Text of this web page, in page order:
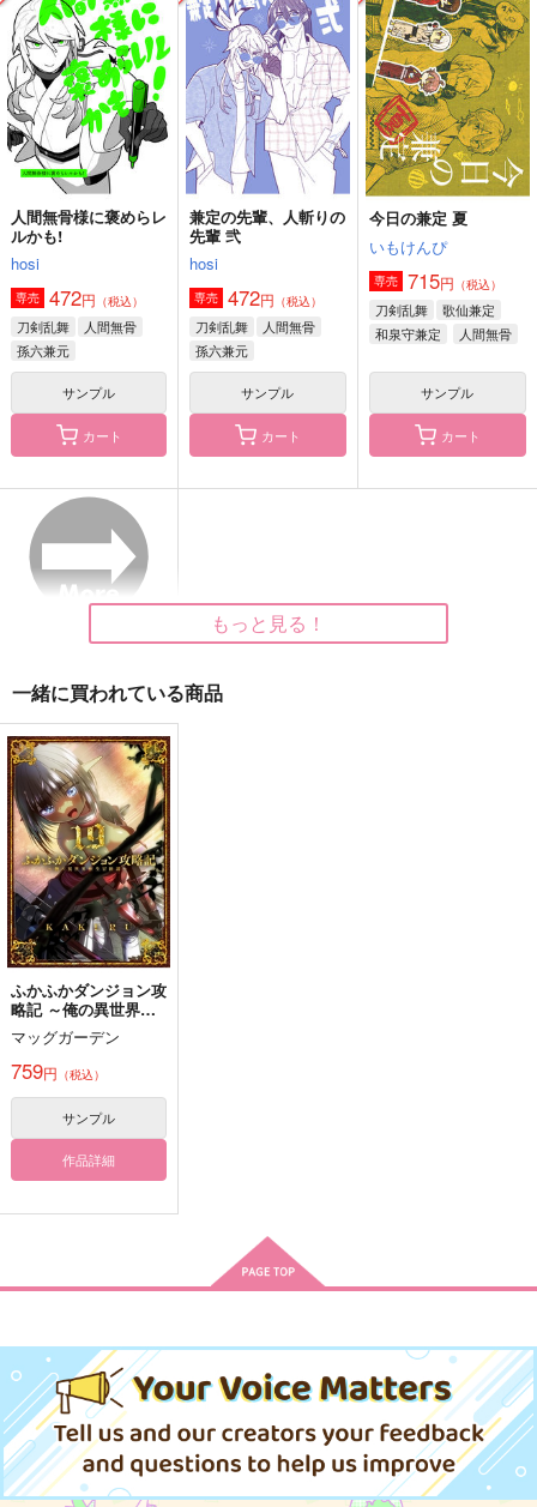
先輩 弐
hosi
472円（税込）
人間無骨
サンプル
作品詳細
ラーカードSサイズ
SnowyTabby
2,357円（税込）
ファイノン
サンプル
作品詳細
S.T.O
897円（税込）
一文字則宗×孫六兼元
サンプル
作品詳細
なれあうつもりはなか
った19
からくの
998円（税込）
サンプル
作品詳細
薬研藤四郎に聞いた怖
薬研藤四郎
サンプル
薬研が隊長！～はじめ
薬研藤四郎
サンプル
廻
幸漫
2,200 円（税込）
サンプル
作品詳細
天五と作ろう古典すい
過去録 -再- 参ト四
人間無骨様に褒めらレ
ルかも!
hosi
専売 472円 （税込）
刀剣乱舞
人間無骨
孫六兼元
サンプル
カート
兼定の先輩、人斬りの
先輩 弐
hosi
専売 472円 （税込）
刀剣乱舞
人間無骨
孫六兼元
サンプル
カート
今日の兼定 夏
いもけんぴ
専売 715円 （税込）
刀剣乱舞
歌仙兼定
和泉守兼定
人間無骨
サンプル
カート
もっと見る！
一緒に買われている商品
ふかふかダンジョン攻
略記 ～俺の異世界転
生冒険譚～ 19
マッグガーデン
759円 （税込）
サンプル
作品詳細